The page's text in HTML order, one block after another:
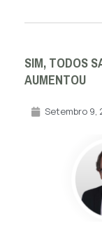
SIM, TODOS
AUMENTOU
Setembro 9,